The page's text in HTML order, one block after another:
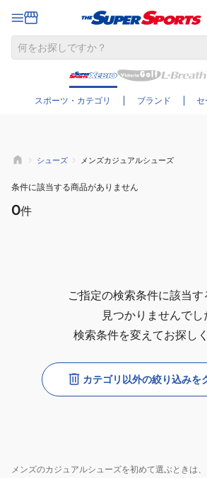
スポーツ・カテゴリ ブランド セ
さらに絞り込む
シューズ メンズカジュアルシューズ
条件に該当する商品がありません
0件
ご指定の検索条件に該当す
見つかりませんでし
検索条件を変えてお探し
カテゴリ以外の絞り込みを
メンズのカジュアルシューズを初めて選ぶときは